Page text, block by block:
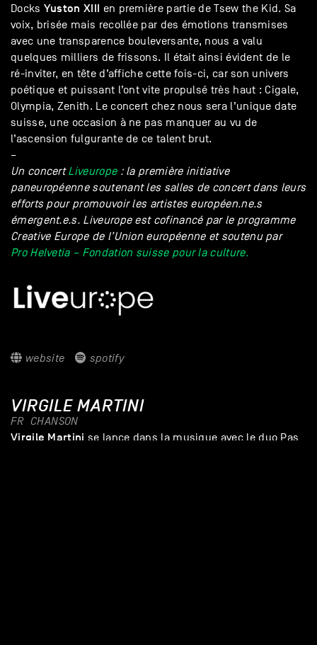
Docks Yuston XIII en première partie de Tsew the Kid. Sa
voix, brisée mais recollée par des émotions transmises
avec une transparence bouleversante, nous a valu
quelques milliers de frissons. Il était ainsi évident de le
ré-inviter, en tête d’affiche cette fois-ci, car son univers
poétique et puissant l’ont vite propulsé très haut : Cigale,
Olympia, Zenith. Le concert chez nous sera l’unique date
suisse, une occasion à ne pas manquer au vu de
l’ascension fulgurante de ce talent brut.
–
Un concertLiveurope: la première initiative
paneuropéenne soutenant les salles de concert dans leurs
efforts pour promouvoir les artistes européen.ne.s
émergent.e.s. Liveurope est cofinancé par le programme
Creative Europe de l’Union européenne et soutenu par
Pro Helvetia – Fondation suisse pour la culture.
website spotify
VIRGILE MARTINI
FR CHANSON
Virgile Martini se lance dans la musique avec le duo Pas